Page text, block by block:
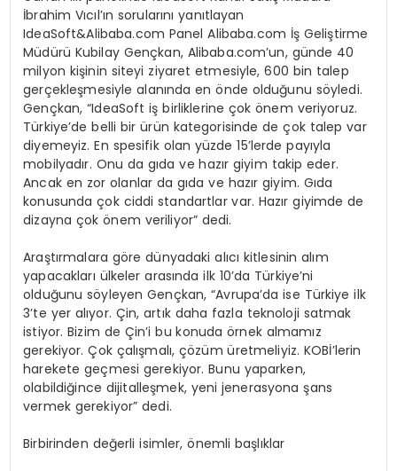
İbrahim Vıcıl’ın sorularını yanıtlayan
IdeaSoft&Alibaba.com Panel Alibaba.com İş Geliştirme
Müdürü Kubilay Gençkan, Alibaba.com’un, günde 40
milyon kişinin siteyi ziyaret etmesiyle, 600 bin talep
gerçekleşmesiyle alanında en önde olduğunu söyledi.
Gençkan, “IdeaSoft iş birliklerine çok önem veriyoruz.
Türkiye’de belli bir ürün kategorisinde de çok talep var
diyemeyiz. En spesifik olan yüzde 15’lerde payıyla
mobilyadır. Onu da gıda ve hazır giyim takip eder.
Ancak en zor olanlar da gıda ve hazır giyim. Gıda
konusunda çok ciddi standartlar var. Hazır giyimde de
dizayna çok önem veriliyor” dedi.
Araştırmalara göre dünyadaki alıcı kitlesinin alım
yapacakları ülkeler arasında ilk 10’da Türkiye’ni
olduğunu söyleyen Gençkan, “Avrupa’da ise Türkiye ilk
3’te yer alıyor. Çin, artık daha fazla teknoloji satmak
istiyor. Bizim de Çin’i bu konuda örnek almamız
gerekiyor. Çok çalışmalı, çözüm üretmeliyiz. KOBİ’lerin
harekete geçmesi gerekiyor. Bunu yaparken,
olabildiğince dijitalleşmek, yeni jenerasyona şans
vermek gerekiyor” dedi.
Birbirinden değerli isimler, önemli başlıklar